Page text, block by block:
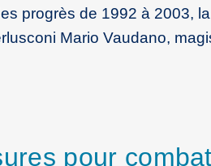
progrès de 1992 à 2003,
Mario Vaudano,
pour